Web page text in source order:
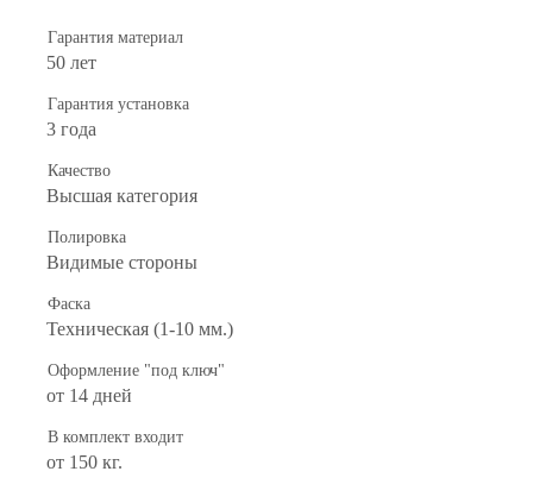
Гарантия материал
50 лет
Гарантия установка
3 года
Качество
Высшая категория
Полировка
Видимые стороны
Фаска
Техническая (1-10 мм.)
Оформление "под ключ"
от 14 дней
В комплект входит
от 150 кг.